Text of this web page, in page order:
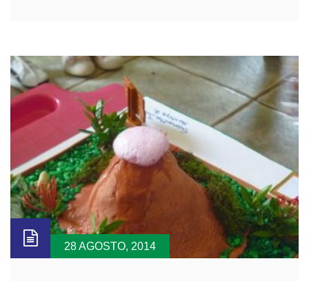
28 AGOSTO, 2014